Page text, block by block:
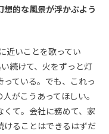
的な風景が浮かぶよう
近いことを歌ってい
続けて、火をずっと灯
っている。でも、これっ
がこうあってほしい。
くて。会社に務めて、家
けることはできるはずだ